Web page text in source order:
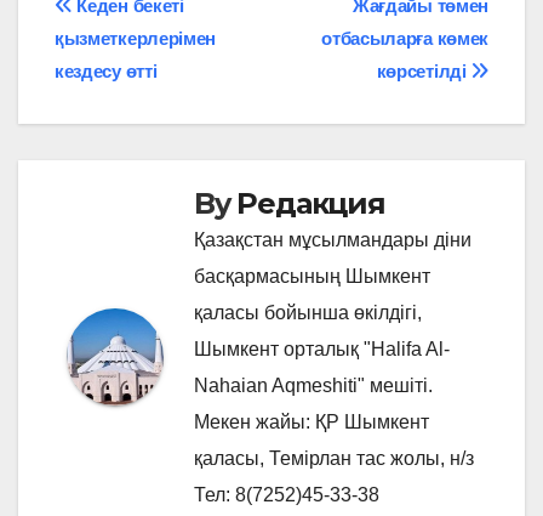
Навигация
по
записям
Жағдайы төмен
отбасыларға көмек
көрсетілді
Кеден бекеті
қызметкерлерімен
кездесу өтті
ByРедакция
Қазақстан мұсылмандары діни
басқармасының Шымкент
қаласы бойынша өкілдігі,
Шымкент орталық "Halifa Al-
Nahaian Aqmeshiti" мешіті.
Мекен жайы: ҚР Шымкент
қаласы, Темірлан тас жолы, н/з
Тел: 8(7252)45-33-38